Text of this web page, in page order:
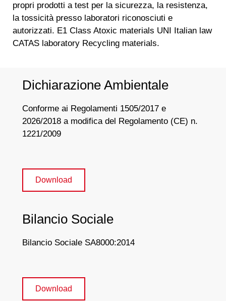
propri prodotti a test per la sicurezza, la resistenza,
la tossicità presso laboratori riconosciuti e
autorizzati. E1 Class Atoxic materials UNI Italian law
CATAS laboratory Recycling materials.
Dichiarazione Ambientale
Conforme ai Regolamenti 1505/2017 e
2026/2018 a modifica del Regolamento (CE) n.
1221/2009
Download
Bilancio Sociale
Bilancio Sociale SA8000:2014
Download